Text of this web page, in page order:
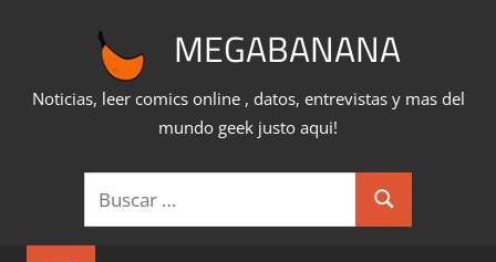
MEGABANANA
Noticias, leer comics online , datos, entrevistas y mas del
mundo geek justo aqui!
Buscar:
Buscar